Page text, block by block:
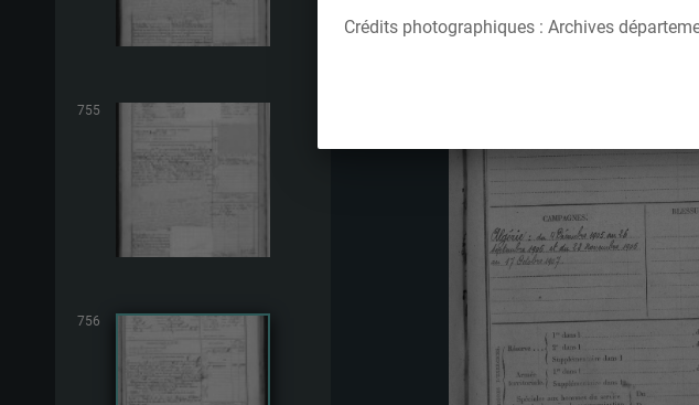
755
756
Crédits photographiques : Archives